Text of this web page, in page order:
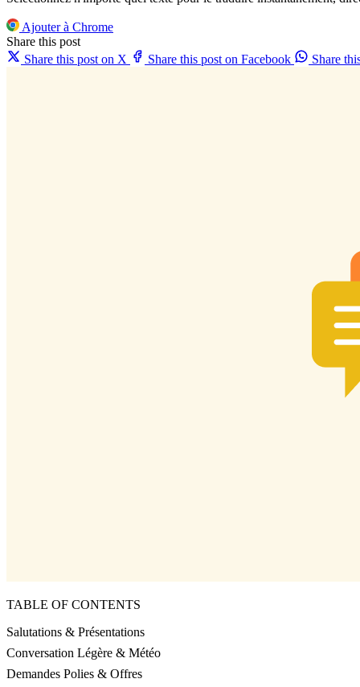
Ajouter à Chrome
Share this post
Share this post on X
Share this post on Facebook Share
TABLE OF CONTENTS
Salutations & Présentations
Conversation Légère & Météo
Demandes Polies & Offres